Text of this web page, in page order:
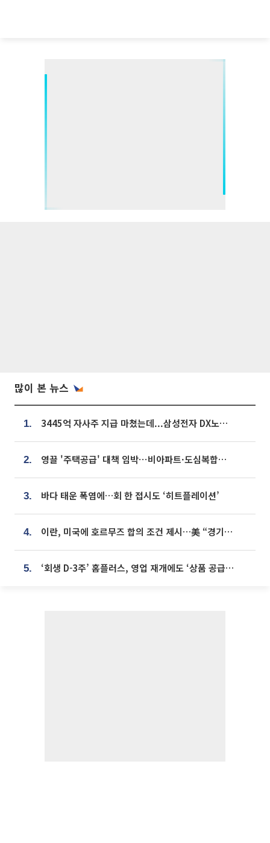
많이 본 뉴스
1. 3445억 자사주 지급 마쳤는데...삼성전자 DX노조, 뒤늦은 '떼쓰기 집회'
2. 영끌 '주택공급' 대책 임박⋯비아파트·도심복합까지 총동원
3. 바다 태운 폭염에…회 한 접시도 ‘히트플레이션’
4. 이란, 미국에 호르무즈 합의 조건 제시…美 “경기 아직 안 끝나” [종합]
5. ‘회생 D-3주’ 홈플러스, 영업 재개에도 ‘상품 공급망’ 복구가 생존 관건